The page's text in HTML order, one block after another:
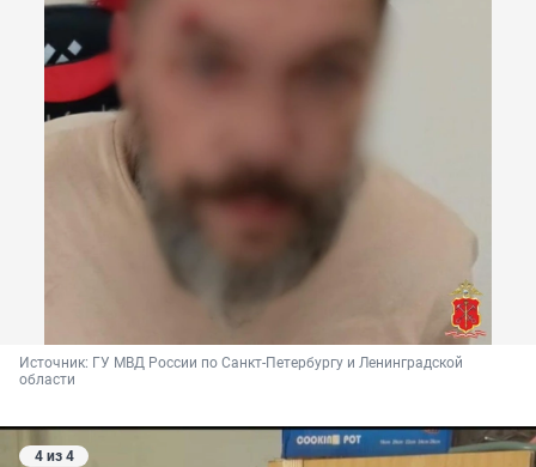
Источник: ГУ МВД России по Санкт-Петербургу и Ленинградской
области
4 из 4